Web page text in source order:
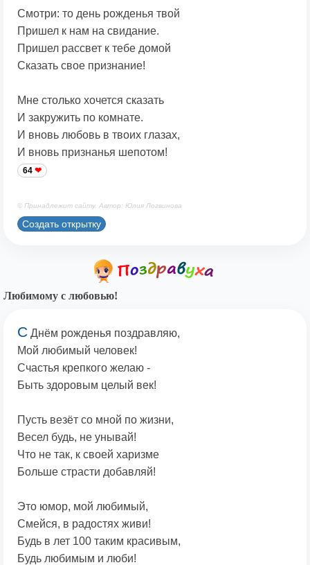
Смотри: то день рожденья твой
Пришел к нам на свидание.
Пришел рассвет к тебе домой
Сказать свое признание!
Мне столько хочется сказать
И закружить по комнате.
И вновь любовь в твоих глазах,
И вновь признанья шепотом!
64
© Принадлежит сайту. Автор: Юлия Логвинова
Создать открытку
Любимому с любовью!
С Днём рожденья поздравляю,
Мой любимый человек!
Счастья крепкого желаю -
Быть здоровым целый век!
Пусть везёт со мной по жизни,
Весел будь, не унывай!
Что не так, к своей харизме
Больше страсти добавляй!
Это юмор, мой любимый,
Смейся, в радостях живи!
Будь в лет 100 таким красивым,
Будь любимым и люби!